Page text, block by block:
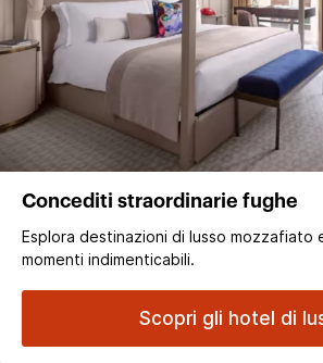
Concediti straordinarie fughe
Esplora destinazioni di lusso mozzafiato
momenti indimenticabili.
Scopri gli hotel di